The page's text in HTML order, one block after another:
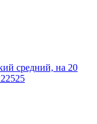
средний, на 20